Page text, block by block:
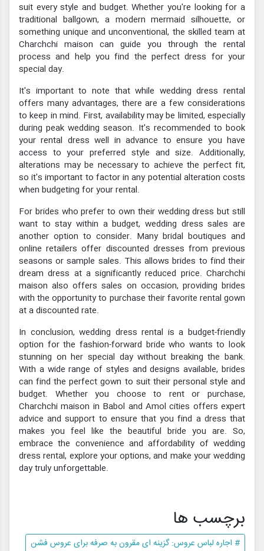
suit every style and budget. Whether you're looking for a
traditional ballgown, a modern mermaid silhouette, or
something unique and unconventional, the skilled team at
Charchchi maison can guide you through the rental
process and help you find the perfect dress for your
special day.
It's important to note that while wedding dress rental
offers many advantages, there are a few considerations
to keep in mind. First, availability may be limited, especially
during peak wedding season. It's recommended to book
your rental dress well in advance to ensure you have
access to your preferred style and size. Additionally,
alterations may be necessary to achieve the perfect fit,
so it's important to factor in any potential alteration costs
when budgeting for your rental.
For brides who prefer to own their wedding dress but still
want to stay within a budget, wedding dress sales are
another option to consider. Many bridal boutiques and
online retailers offer discounted dresses from previous
seasons or sample sales. This allows brides to find their
dream dress at a significantly reduced price. Charchchi
maison also offers sales on occasion, providing brides
with the opportunity to purchase their favorite rental gown
at a discounted rate.
In conclusion, wedding dress rental is a budget-friendly
option for the fashion-forward bride who wants to look
stunning on her special day without breaking the bank.
With a wide range of styles and designs available, brides
can find the perfect gown to suit their personal style and
budget. Whether you choose to rent or purchase,
Charchchi maison in Babol and Amol cities offers expert
advice and support to ensure that you find a dress that
makes you feel like the beautiful bride you are. So,
embrace the convenience and affordability of wedding
dress rental, explore your options, and make your wedding
day truly unforgettable.
برچسب ها
# اجاره لباس عروس: گزینه ای مقرون به صرفه برای عروس فشن